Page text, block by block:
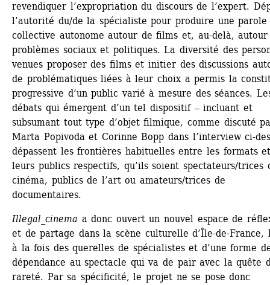
revendiquer l’expropriation du discours de l’expert.
l’autorité du/de la spécialiste pour produire une parole
collective autonome autour de films et, au-delà, autour
problèmes sociaux et politiques. La diversité des
venues proposer des films et initier des discussions
de problématiques liées à leur choix a permis la
progressive d’un public varié à mesure des séances.
débats qui émergent d’un tel dispositif ‒ incluant et
subsumant tout type d’objet filmique, comme discuté
Marta Popivoda et Corinne Bopp dans l’interview ci-
dépassent les frontières habituelles entre les formats
leurs publics respectifs, qu’ils soient spectateurs/trices
cinéma, publics de l’art ou amateurs/trices de
documentaires.
Illegal_cinema a donc ouvert un nouvel espace de
et de partage dans la scène culturelle d’Île-de-France,
à la fois des querelles de spécialistes et d’une forme
dépendance au spectacle qui va de pair avec la quête
rareté. Par sa spécificité, le projet ne se pose donc